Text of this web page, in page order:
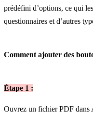
prédéfini d’options, ce qui
questionnaires et d’autres
Comment ajouter des
Étape 1 :
Ouvrez un fichier PDF dans